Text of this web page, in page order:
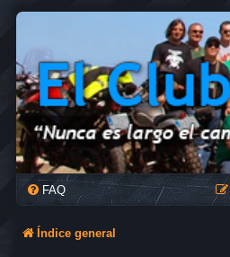
FAQ
Índice general